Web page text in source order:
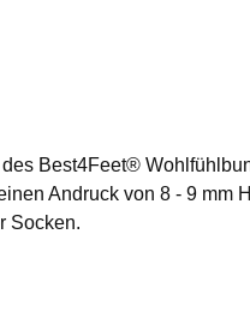
Best4Feet®
Andruck von 8 - 9 mm
Socken.